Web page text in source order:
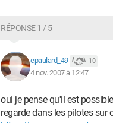
RÉPONSE 1 / 5
epaulard_49 10
4 nov. 2007 à 12:47
oui je pense qu'il est
regarde dans les pilotes sur